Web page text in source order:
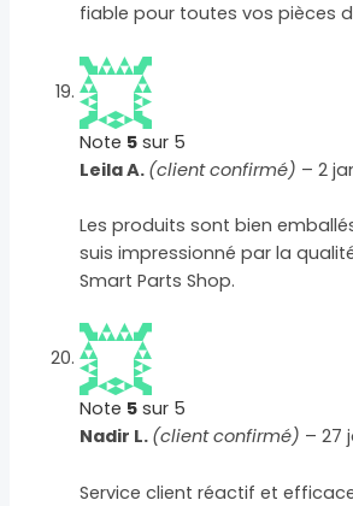
fiable pour toutes vos pièces
Note 5 sur 5
Leila A. (client confirmé) – 2
Les produits sont bien
suis impressionné par la
Smart Parts Shop.
Note 5 sur 5
Nadir L. (client confirmé) – 27
Service client réactif et